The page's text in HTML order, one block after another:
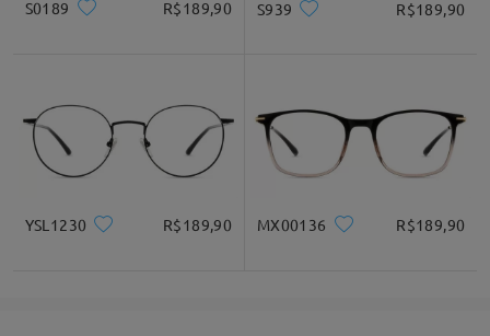
S0189 R$189,90 S939 R$189,90
YSL1230 R$189,90 MX00136 R$189,90